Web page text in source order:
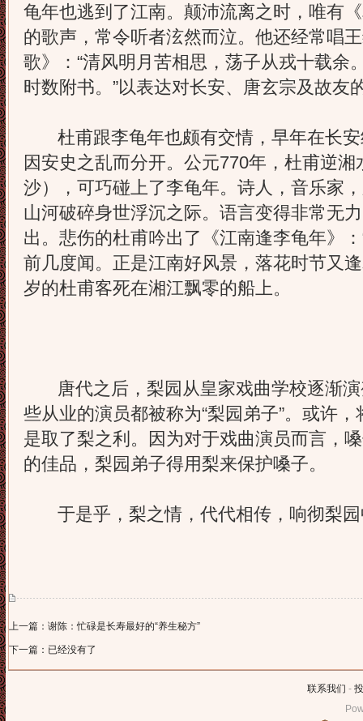
龟年也逃到了江南。颠沛流离之时，唯有
的歌声，常令听者泫然而泣。他还经常唱
歌》：“清风明月苦相思，荡子从戎十载余
时数附书。”以表达对长安、唐玄宗及故友
杜甫跟李龟年也颇有交情，早年在长安
因安史之乱而分开。公元770年，杜甫逆
沙），可巧碰上了李龟年。诗人，音乐家
山河破碎身世浮沉之际。语言变得非常无
出。悲伤的杜甫吟出了《江南逢李龟年》
前几度闻。正是江南好风景，落花时节又
岁的杜甫客死在湘江飘零的船上。
唐代之后，梨园从皇家戏曲学校逐渐演
些从业的演员都被称为“梨园弟子”。或许
是取了梨之利。因为对于戏曲演员而言，
的佳品，梨园弟子得用梨来保护嗓子。
于是乎，梨之情，代代相传，响彻梨园
上一篇：谢陈：忙碌是长寿最好的“养生秘方”
下一篇：已经没有了
联系我们 -